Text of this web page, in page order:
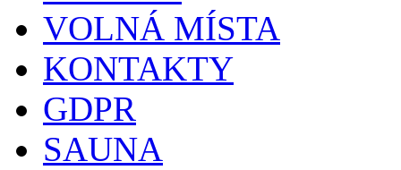
VOLNÁ MÍSTA
KONTAKTY
GDPR
SAUNA